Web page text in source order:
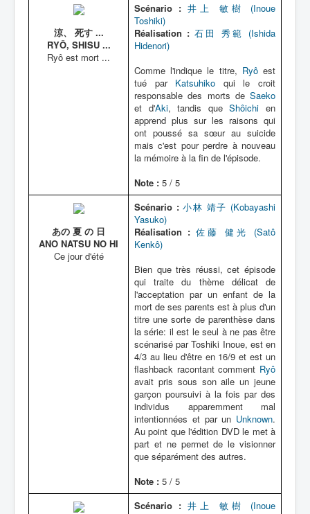
涼、 死す ...
RYÔ, SHISU ...
Ryô est mort ...
Scénario : 井上 敏樹 (Inoue
Toshiki)
Réalisation : 石田 秀範 (Ishida
Hidenori)
Comme l'indique le titre, Ryôest
tué par Katsuhiko qui le croit
responsable des morts de Saeko
et d'Aki, tandis queShôichi en
apprend plus sur les raisons qui
ont poussé sa sœur au suicide
mais c'est pour perdre à nouveau
la mémoire à la fin de l'épisode.
Note : 5 / 5
あの 夏 の 日
ANO NATSU NO HI
Ce jour d'été
Scénario : 小林 靖子 (Kobayashi
Yasuko)
Réalisation : 佐藤 健光 (Satô
Kenkô)
Bien que très réussi, cet épisode
qui traite du thème délicat de
l'acceptation par un enfant de la
mort de ses parents est à plus d'un
titre une sorte de parenthèse dans
la série: il est le seul à ne pas être
scénarisé par Toshiki Inoue, est en
4/3 au lieu d'être en 16/9 et est un
flashback racontant comment Ryô
avait pris sous son aile un jeune
garçon poursuivi à la fois par des
individus apparemment mal
intentionnées et par un Unknown.
Au point que l'édition DVD le met à
part et ne permet de le visionner
que séparément des autres.
Note : 5 / 5
Scénario : 井上 敏樹 (Inoue